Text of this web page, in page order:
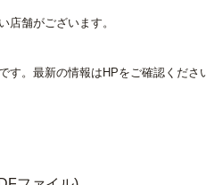
店舗がございます。
す。最新の情報はHPをご確認くださ